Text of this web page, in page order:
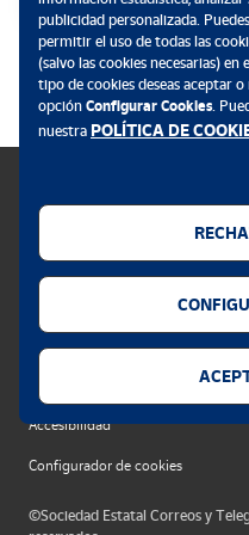
el imaginario artístico del
Política de cookies
Privacidad web
Accesibilidad
Configurador de cookies
©Sociedad Estatal Correos y
publicidad personalizada.
permitir el uso de todas las
(salvo las cookies necesarias) en
tipo de cookies deseas aceptar
opción Configurar Cookies.
nuestra POLÍTICA DE